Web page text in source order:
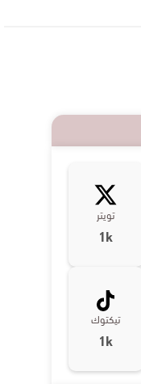
تويتر
1k
تيكتوك
1k